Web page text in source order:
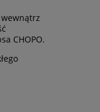
CHOPO.